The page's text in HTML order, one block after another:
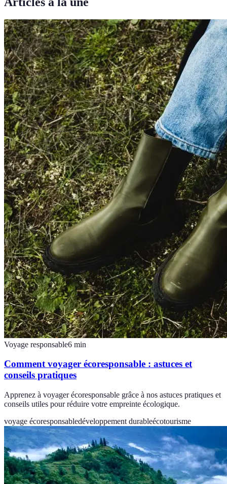
Voyage responsable6 min
Comment voyager écoresponsable : astuces et
conseils pratiques
Apprenez à voyager écoresponsable grâce à nos astuces pratiques et
conseils utiles pour réduire votre empreinte écologique.
voyage écoresponsabledéveloppement durableécotourisme